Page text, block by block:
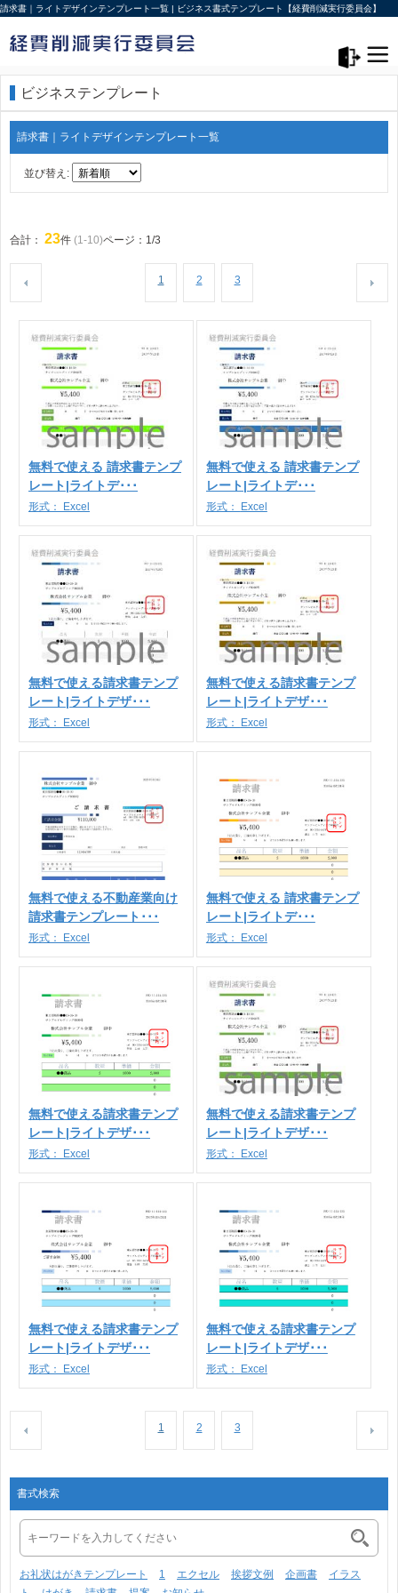
請求書｜ライトデザインテンプレート一覧 | ビジネス書式テンプレート【経費削減実行委員会】
ビジネステンプレート
請求書｜ライトデザインテンプレート一覧
並び替え:
合計： 23件 (1-10)ページ：1/3
1 2 3
無料で使える 請求書テンプ
レート|ライトデ･･･
形式： Excel
無料で使える 請求書テンプ
レート|ライトデ･･･
形式： Excel
無料で使える請求書テンプ
レート|ライトデザ･･･
形式： Excel
無料で使える請求書テンプ
レート|ライトデザ･･･
形式： Excel
無料で使える不動産業向け
請求書テンプレート･･･
形式： Excel
無料で使える 請求書テンプ
レート|ライトデ･･･
形式： Excel
無料で使える請求書テンプ
レート|ライトデザ･･･
形式： Excel
無料で使える請求書テンプ
レート|ライトデザ･･･
形式： Excel
無料で使える請求書テンプ
レート|ライトデザ･･･
形式： Excel
無料で使える請求書テンプ
レート|ライトデザ･･･
形式： Excel
1 2 3
書式検索
お礼状はがきテンプレート 1 エクセル 挨拶文例 企画書
イラス